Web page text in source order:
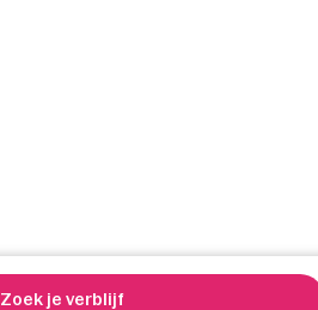
Zoek je verblijf